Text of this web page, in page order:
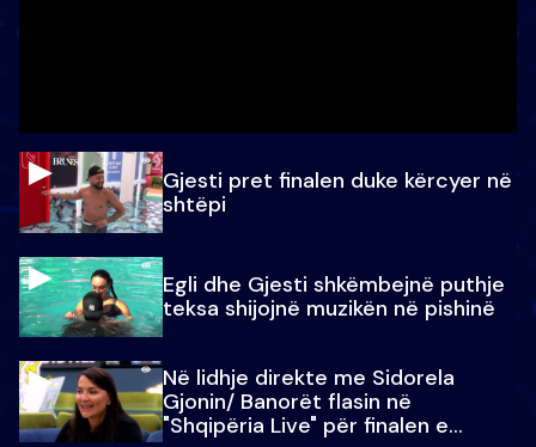
Gjesti pret finalen duke kërcyer në
shtëpi
Egli dhe Gjesti shkëmbejnë puthje
teksa shijojnë muzikën në pishinë
Në lidhje direkte me Sidorela
Gjonin/ Banorët flasin në
"Shqipëria Live" për finalen e